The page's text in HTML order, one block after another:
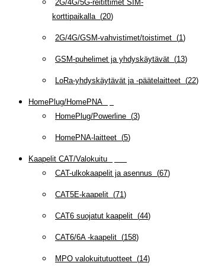
2G/4G/5G-reitittimet SIM-
korttipaikalla (20)
2G/4G/GSM-vahvistimet/toistimet (1)
GSM-puhelimet ja yhdyskäytävät (13)
LoRa-yhdyskäytävät ja -päätelaitteet (22)
HomePlug/HomePNA
HomePlug/Powerline (3)
HomePNA-laitteet (5)
Kaapelit CAT/Valokuitu
CAT-ulkokaapelit ja asennus (67)
CAT5E-kaapelit (71)
CAT6 suojatut kaapelit (44)
CAT6/6A -kaapelit (158)
MPO valokuitutuotteet (14)